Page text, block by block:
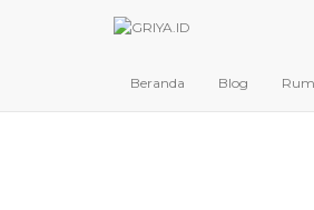
Beranda Blog